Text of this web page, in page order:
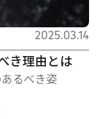
き理由とは
るべき姿
2025.03.14